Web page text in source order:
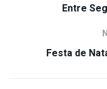
Entre
Festa de